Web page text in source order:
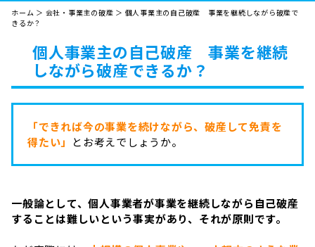
ホーム ＞ 会社・事業主の破産 ＞ 個人事業主の自己破産 事業を継続しながら破産で
きるか？
個人事業主の自己破産 事業を継続
しながら破産できるか？
「できれば今の事業を続けながら、破産して免責を
得たい」
とお考えでしょうか。
一般論として、個人事業者が事業を継続しながら自己破産
することは難しいという事実があり、それが原則です。